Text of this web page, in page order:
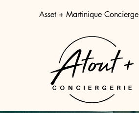
Asset + Martinique Concierge